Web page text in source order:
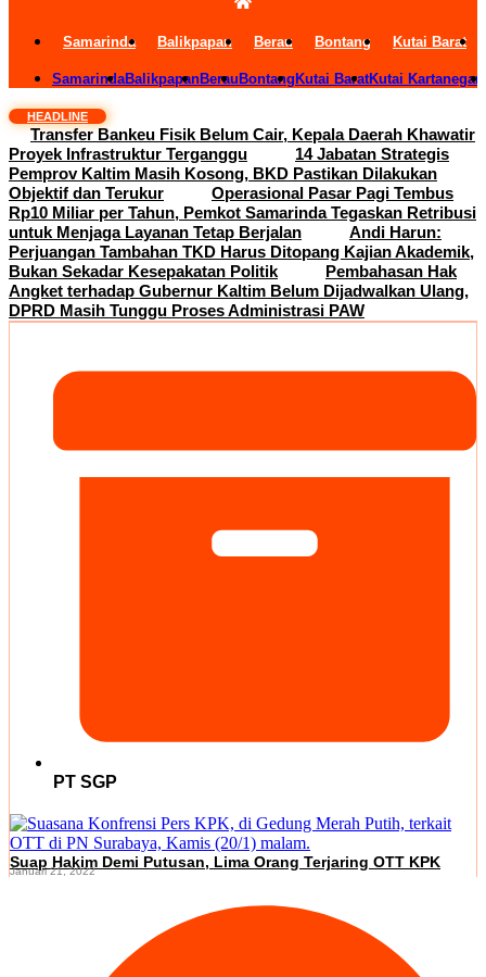
Samarinda Balikpapan Berau Bontang Kutai Barat
SamarindaBalikpapanBerau Bontang Kutai BaratKutai
HEADLINE
Transfer Bankeu Fisik Belum Cair, Kepala Daerah Khawatir
Proyek Infrastruktur Terganggu
14 Jabatan Strategis
Pemprov Kaltim Masih Kosong, BKD Pastikan Dilakukan
Objektif dan Terukur
Operasional Pasar Pagi Tembus
Rp10 Miliar per Tahun, Pemkot Samarinda Tegaskan Retribusi
untuk Menjaga Layanan Tetap Berjalan
Andi Harun:
Perjuangan Tambahan TKD Harus Ditopang Kajian Akademik,
Bukan Sekadar Kesepakatan Politik
Pembahasan Hak
Angket terhadap Gubernur Kaltim Belum Dijadwalkan Ulang,
DPRD Masih Tunggu Proses Administrasi PAW
PT SGP
Suap Hakim Demi Putusan, Lima Orang Terjaring OTT KPK
Januari 21, 2022